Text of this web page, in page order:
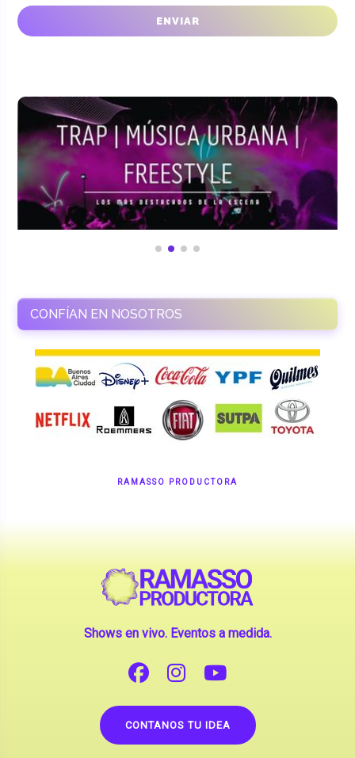
CONFÍAN EN NOSOTROS
RAMASSO PRODUCTORA
Shows en vivo. Eventos a medida.
CONTANOS TU IDEA